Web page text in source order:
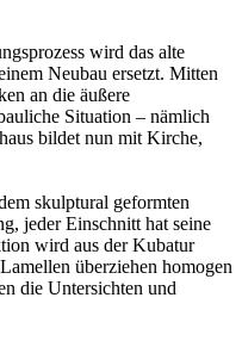
wird das alte
Neubau ersetzt. Mitten
an die äußere
Situation – nämlich
bildet nun mit Kirche,
skulptural geformten
jeder Einschnitt hat seine
wird aus der Kubatur
überziehen homogen
die Untersichten und